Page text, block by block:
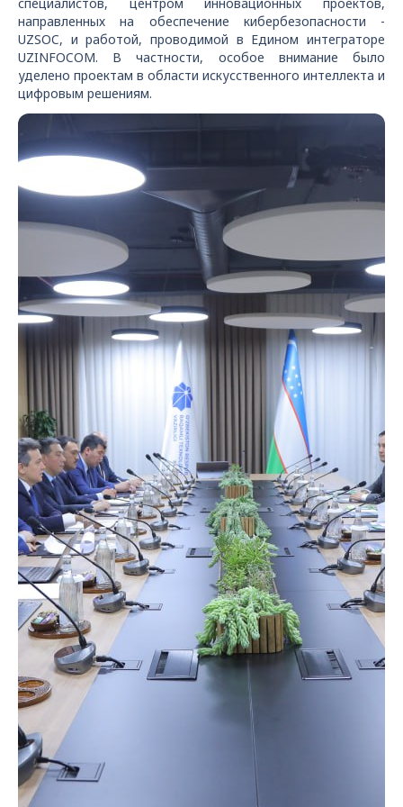
направленных на обеспечение кибербезопасности -
UZSOC, и работой, проводимой в Едином интеграторе
UZINFOCOM. В частности, особое внимание было
уделено проектам в области искусственного интеллекта и
цифровым решениям.